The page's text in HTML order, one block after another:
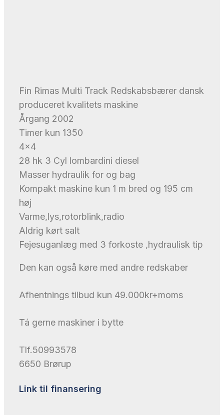
Fin Rimas Multi Track Redskabsbærer dansk
produceret kvalitets maskine
Årgang 2002
Timer kun 1350
4×4
28 hk 3 Cyl lombardini diesel
Masser hydraulik for og bag
Kompakt maskine kun 1 m bred og 195 cm
høj
Varme,lys,rotorblink,radio
Aldrig kørt salt
Fejesuganlæg med 3 forkoste ,hydraulisk tip
Den kan også køre med andre redskaber
Afhentnings tilbud kun 49.000kr+moms
Tá gerne maskiner i bytte
Tlf.50993578
6650 Brørup
Link til finansering